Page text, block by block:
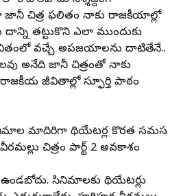
చిత్ర ఫలితం నాకు రాజకీయాల్లో
తట్టుకొని ఎలా ముందుకు
వచ్చే అపజయాలను దాటితేనే..
అనేది జానీ చిత్రంతో నాకు
జీవితాల్లో స్ఫూర్తి పాఠం
మాదిరిగా థియేటర్ల కొరత సమస్య
చిత్రం పార్ట్ 2 అవకాశం
సినిమాలకు థియేటర్లు